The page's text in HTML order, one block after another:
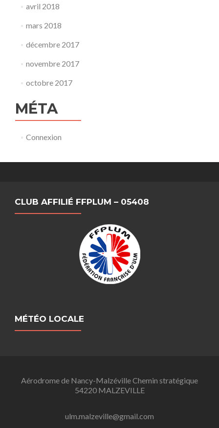
avril 2018
mars 2018
décembre 2017
novembre 2017
octobre 2017
MÉTA
Connexion
CLUB AFFILIÉ FFPLUM – 05408
MÉTÉO LOCALE
Aérodrome de Nancy-Malzéville Chemin stratégique
54220 MALZEVILLE
ulm.malzeville@gmail.com